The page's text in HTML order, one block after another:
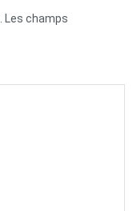
Les champs